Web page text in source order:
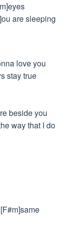
are sleeping
love you
stay true
beside you
way that I do